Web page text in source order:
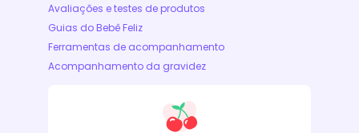
Avaliações e testes de produtos
Guias do Bebê Feliz
Ferramentas de acompanhamento
Acompanhamento da gravidez